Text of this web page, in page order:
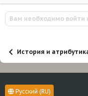
Вам необходимо войти
История и
Русский (RU)